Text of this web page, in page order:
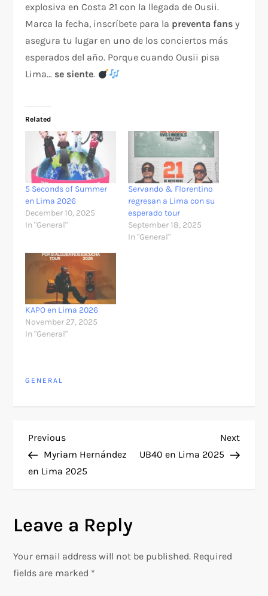
explosiva en Costa 21 con la llegada de Ousii.
Marca la fecha, inscríbete para la preventa fans y
asegura tu lugar en uno de los conciertos más
esperados del año. Porque cuando Ousii pisa
Lima… se siente.
Related
5 Seconds of Summer
en Lima 2026
December 10, 2025
In "General"
Servando & Florentino
regresan a Lima con su
esperado tour
September 18, 2025
In "General"
KAPO en Lima 2026
November 27, 2025
In "General"
GENERAL
P
o
t
n
a
Previous
Post
Previous
Myriam Hernández
en Lima 2025
Next
Post
Next
UB40 en Lima 2025
Leave a Reply
Your email address will not be published. Required
fields are marked *